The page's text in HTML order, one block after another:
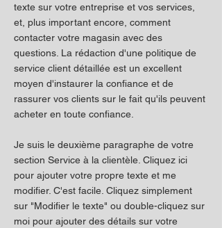
texte sur votre entreprise et vos services,
et, plus important encore, comment
contacter votre magasin avec des
questions. La rédaction d'une politique de
service client détaillée est un excellent
moyen d'instaurer la confiance et de
rassurer vos clients sur le fait qu'ils peuvent
acheter en toute confiance.
Je suis le deuxième paragraphe de votre
section Service à la clientèle. Cliquez ici
pour ajouter votre propre texte et me
modifier. C'est facile. Cliquez simplement
sur "Modifier le texte" ou double-cliquez sur
moi pour ajouter des détails sur votre